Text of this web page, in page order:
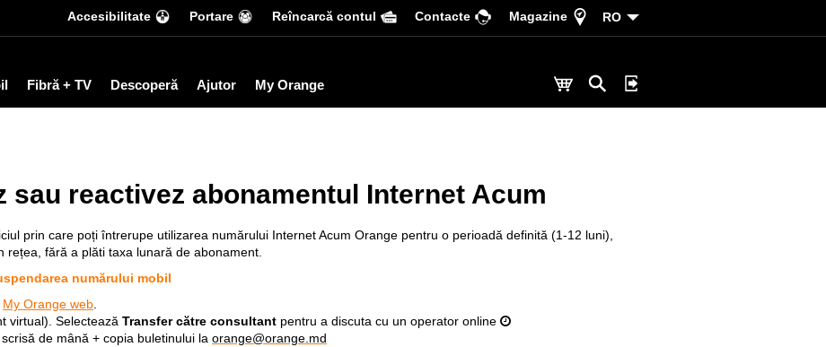
Accesibilitate Portare Reîncarcă contul Сontacte Magazine RO
Fibră + TV Descoperă Ajutor My Orange
sau reactivez abonamentul Internet Acum
prin care poți întrerupe utilizarea numărului Internet Acum Orange pentru o perioadă definită (1-12 luni),
fără a plăti taxa lunară de abonament.
numărului mobil
My Orange web
virtual). Selectează Transfer către consultant pentru a discuta cu un operator online
de mână + copia buletinului la orange@orange.md